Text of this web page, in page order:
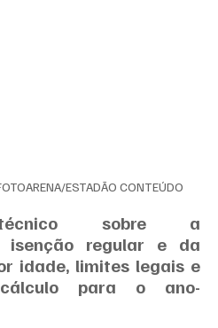
ESTADÃO CONTEÚDO
técnico sobre a
isenção regular e da
idade, limites legais e
para o ano-